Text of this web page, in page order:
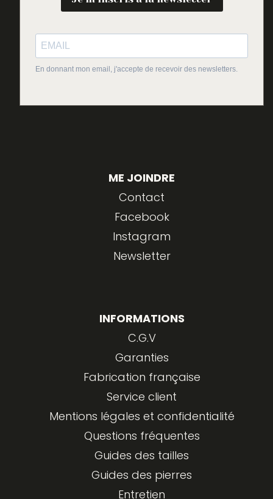
En donnant mon email, j'accepte de recevoir des newsletters.
ME JOINDRE
Contact
Facebook
Instagram
Newsletter
INFORMATIONS
C.G.V
Garanties
Fabrication française
Service client
Mentions légales et confidentialité
Questions fréquentes
Guides des tailles
Guides des pierres
Entretien